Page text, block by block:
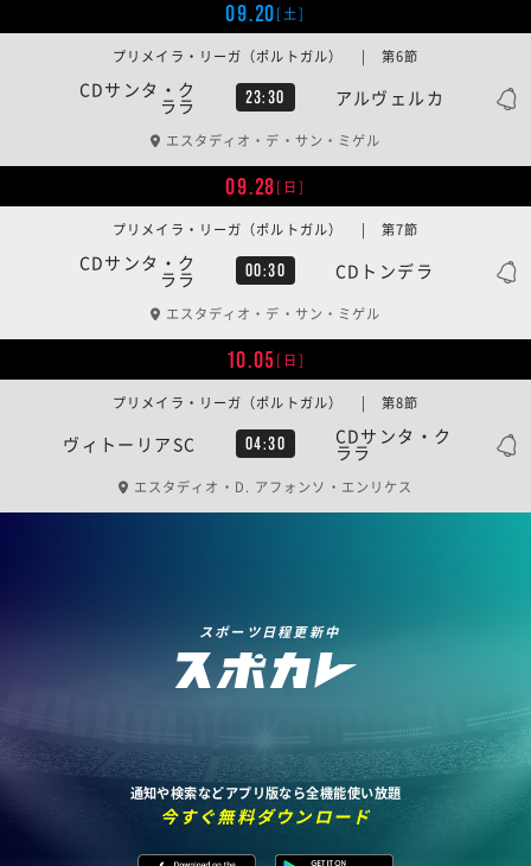
09.20[土]
CDサンタ・ク
ララ 23:30 アルヴェルカ
プリメイラ・リーガ（ポルトガル） | 第6節
エスタディオ・デ・サン・ミゲル
09.28[日]
CDサンタ・ク
ララ 00:30 CDトンデラ
プリメイラ・リーガ（ポルトガル） | 第7節
エスタディオ・デ・サン・ミゲル
10.05[日]
ヴィトーリアSC 04:30 CDサンタ・ク
ララ
プリメイラ・リーガ（ポルトガル） | 第8節
エスタディオ・D. アフォンソ・エンリケス
スポーツ日程更新中
通知や検索などアプリ版なら全機能使い放題
今すぐ無料ダウンロード